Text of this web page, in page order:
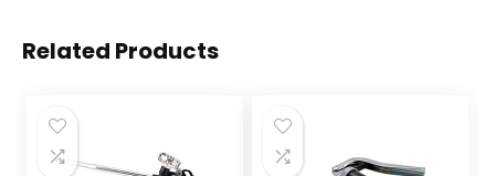
Related Products